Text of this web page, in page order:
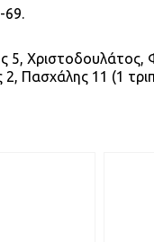
69.
5, Χριστοδουλάτος,
Πασχάλης 11 (1